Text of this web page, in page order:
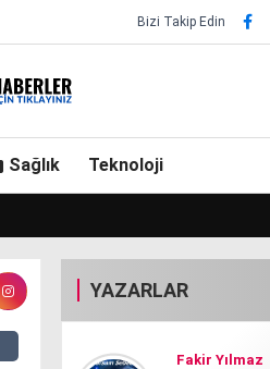
Bizi Takip Edin
Sağlık Teknoloji
YAZARLAR
Fakir Yılmaz